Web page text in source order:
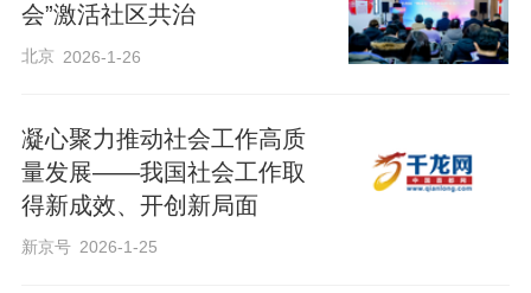
会”激活社区共治
北京 2026-1-26
凝心聚力推动社会工作高质
量发展——我国社会工作取
得新成效、开创新局面
新京号 2026-1-25